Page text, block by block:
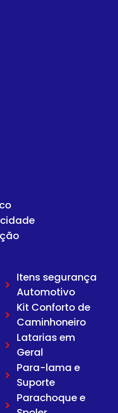
Itens segurança
Automotivo
Kit Conforto de
Caminhoneiro
Latarias em
Geral
Para-lama e
Suporte
Parachoque e